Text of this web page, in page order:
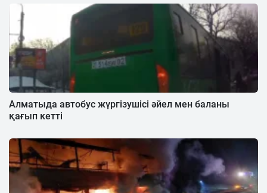
Алматыда автобус жүргізушісі әйел мен баланы
қағып кетті